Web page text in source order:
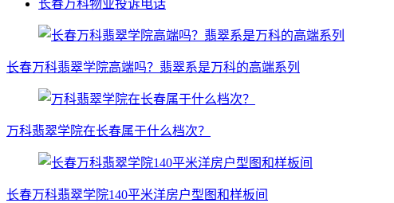
长春万科物业投诉电话
长春万科翡翠学院高端吗？翡翠系是万科的高端系列
万科翡翠学院在长春属于什么档次？
长春万科翡翠学院140平米洋房户型图和样板间